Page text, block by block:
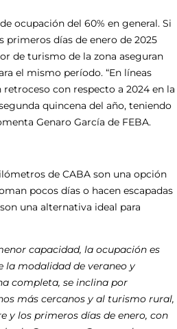
ocupación del 60% en general. Si
primeros días de enero de 2025
de turismo de la zona aseguran
el mismo período. “En líneas
con respecto a 2024 en la
quincena del año, teniendo
Genaro García de FEBA.
de CABA son una opción
pocos días o hacen escapadas
una alternativa ideal para
capacidad, la ocupación es
la modalidad de veraneo y
completa, se inclina por
más cercanos y al turismo rural,
y los primeros días de enero, con